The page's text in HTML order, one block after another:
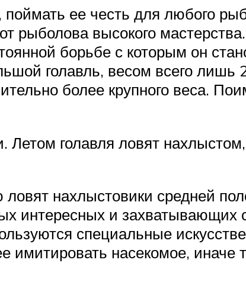
ее честь для любого
рыболова высокого
борьбе с которым он
голавль, весом всего лишь
более крупного веса.
голавля ловят
ловят нахлыстовики средней
интересных и
специальные
насекомое, иначе